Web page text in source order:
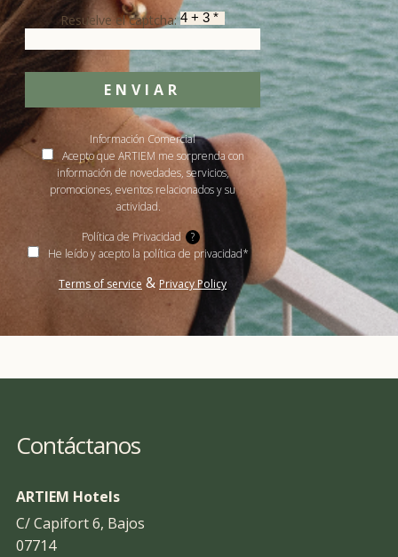
Resuelve el captcha:
ENVIAR
Información Comercial
Acepto que ARTIEM me sorprenda con
información de novedades, servicios,
promociones, eventos relacionados y su
actividad.
Política de Privacidad
?
He leído y acepto la política de privacidad*
Terms of service & Privacy Policy
Contáctanos
ARTIEM Hotels
C/ Capifort 6, Bajos
07714